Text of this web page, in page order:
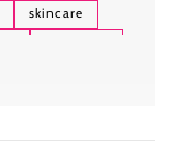
skincare